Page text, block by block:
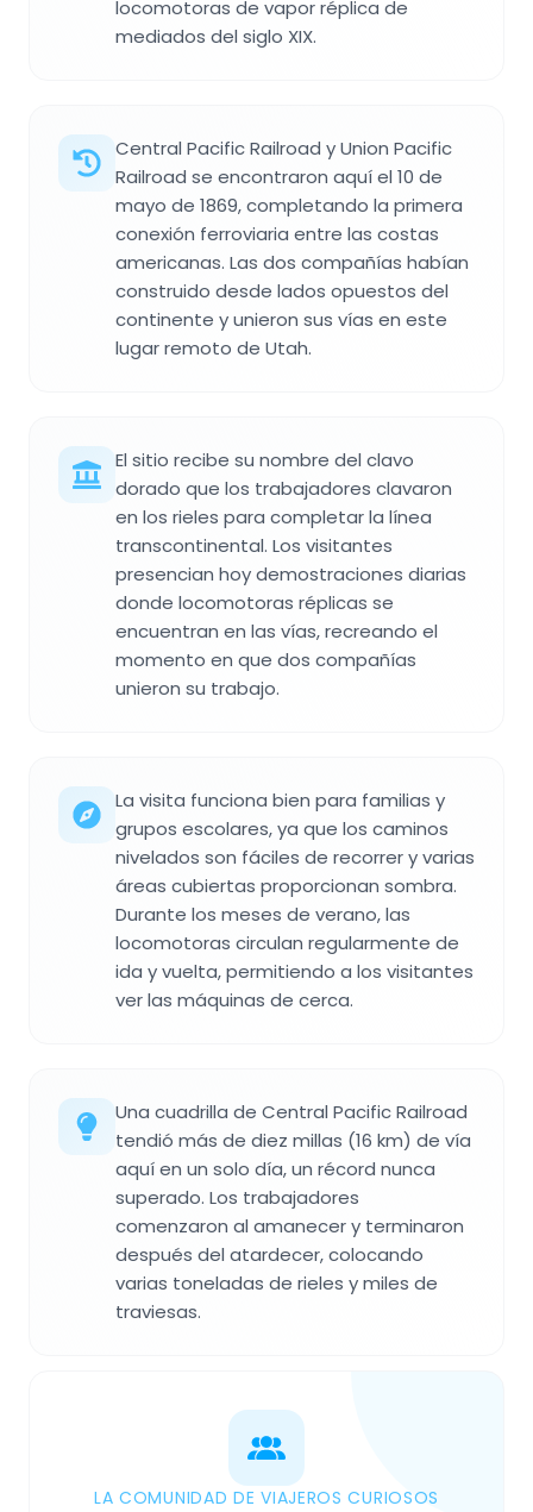
locomotoras de vapor réplica de
mediados del siglo XIX.
Central Pacific Railroad y Union Pacific
Railroad se encontraron aquí el 10 de
mayo de 1869, completando la primera
conexión ferroviaria entre las costas
americanas. Las dos compañías habían
construido desde lados opuestos del
continente y unieron sus vías en este
lugar remoto de Utah.
El sitio recibe su nombre del clavo
dorado que los trabajadores clavaron
en los rieles para completar la línea
transcontinental. Los visitantes
presencian hoy demostraciones diarias
donde locomotoras réplicas se
encuentran en las vías, recreando el
momento en que dos compañías
unieron su trabajo.
La visita funciona bien para familias y
grupos escolares, ya que los caminos
nivelados son fáciles de recorrer y varias
áreas cubiertas proporcionan sombra.
Durante los meses de verano, las
locomotoras circulan regularmente de
ida y vuelta, permitiendo a los visitantes
ver las máquinas de cerca.
Una cuadrilla de Central Pacific Railroad
tendió más de diez millas (16 km) de vía
aquí en un solo día, un récord nunca
superado. Los trabajadores
comenzaron al amanecer y terminaron
después del atardecer, colocando
varias toneladas de rieles y miles de
traviesas.
LA COMUNIDAD DE VIAJEROS CURIOSOS